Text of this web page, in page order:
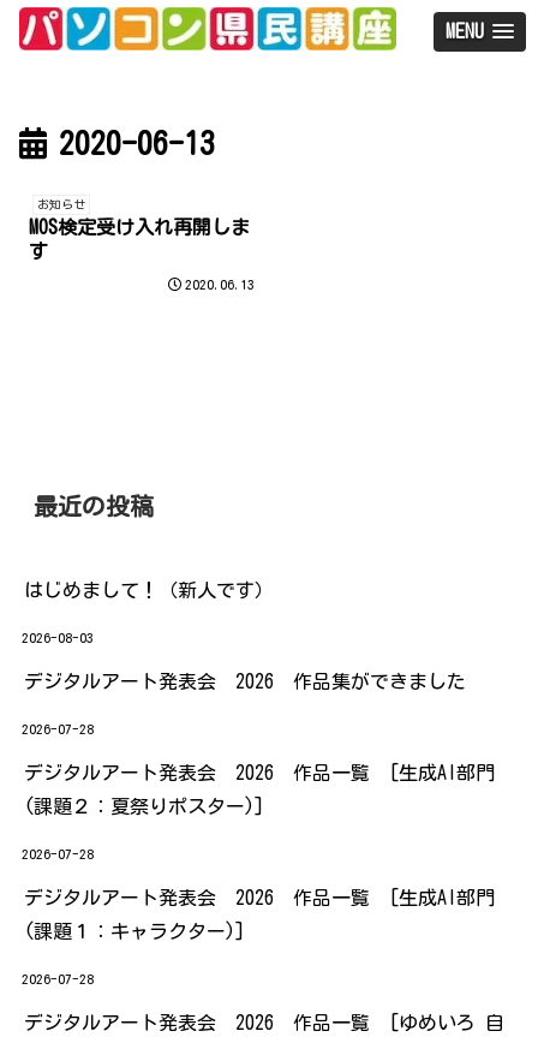
MENU
2020-06-13
お知らせ
MOS検定受け入れ再開しま
す
2020.06.13
最近の投稿
はじめまして！（新人です）
2026-08-03
デジタルアート発表会 2026 作品集ができました
2026-07-28
デジタルアート発表会 2026 作品一覧 [生成AI部門
(課題２：夏祭りポスター)]
2026-07-28
デジタルアート発表会 2026 作品一覧 [生成AI部門
(課題１：キャラクター)]
2026-07-28
デジタルアート発表会 2026 作品一覧 [ゆめいろ 自